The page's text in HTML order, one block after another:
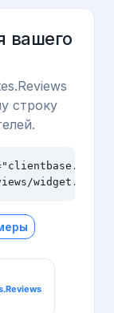
вашего
строку
widget.js"